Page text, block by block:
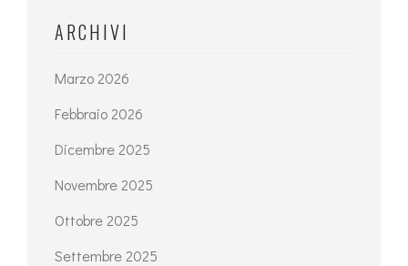
ARCHIVI
Marzo 2026
Febbraio 2026
Dicembre 2025
Novembre 2025
Ottobre 2025
Settembre 2025